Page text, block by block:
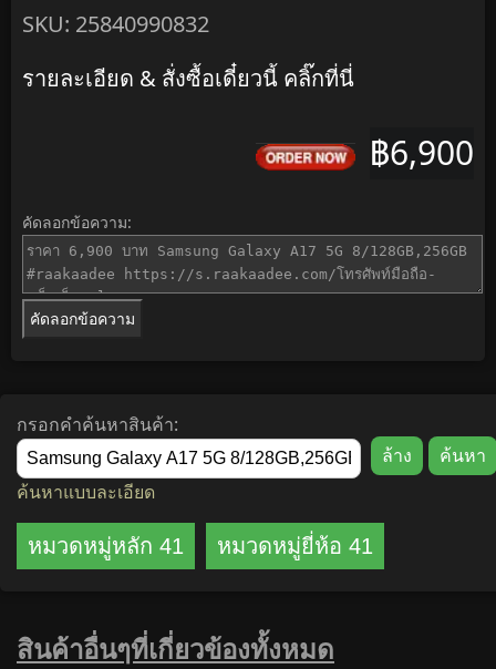
SKU: 25840990832
รายละเอียด & สั่งซื้อเดี๋ยวนี้ คลิ๊กที่นี่
฿6,900
คัดลอกข้อความ:
คัดลอกข้อความ
กรอกคำค้นหาสินค้า:
ค้นหาแบบละเอียด
หมวดหมู่หลัก 41 หมวดหมู่ยี่ห้อ 41
สินค้าอื่นๆที่เกี่ยวข้องทั้งหมด